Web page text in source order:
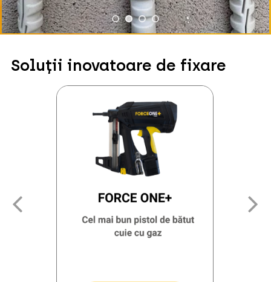
Soluții inovatoare de fixare